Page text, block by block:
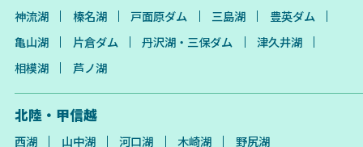
神流湖
榛名湖 戸面原ダム 三島湖
豊英ダム
亀山湖
片倉ダム 丹沢湖・三保ダム
津久井湖
相模湖
芦ノ湖
北陸・甲信越
西湖 山中湖 河口湖 木崎湖 野尻湖